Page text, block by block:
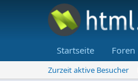
Startseite Foren
Zurzeit aktive Besucher